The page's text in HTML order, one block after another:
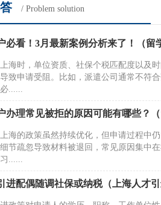
/ Problem solution
必看！3月最新案例分析来了！（留
海时，单位资质、社保个税匹配度以及
致申请受阻。比如，派遣公司通常不符
......
办理常见被拒的原因可能有哪些？
海的政策虽然持续优化，但申请过程中
节疏忽导致材料被退回，常见原因集中
......
进配偶随调社保或纳税（上海人才